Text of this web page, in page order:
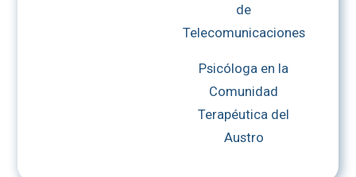
de
Telecomunicaciones
Psicóloga en la
Comunidad
Terapéutica del
Austro